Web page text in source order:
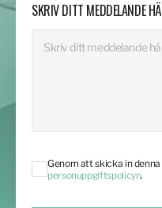
SKRIV DITT MEDDELANDE
Genom att skicka in
personuppgiftspolicyn.